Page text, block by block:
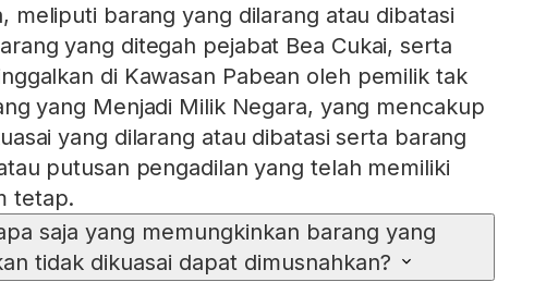
meliputi barang yang dilarang atau dibatasi
yang ditegah pejabat Bea Cukai, serta
di Kawasan Pabean oleh pemilik tak
yang Menjadi Milik Negara, yang mencakup
yang dilarang atau dibatasi serta barang
putusan pengadilan yang telah memiliki
tetap.
saja yang memungkinkan barang yang
tidak dikuasai dapat dimusnahkan?